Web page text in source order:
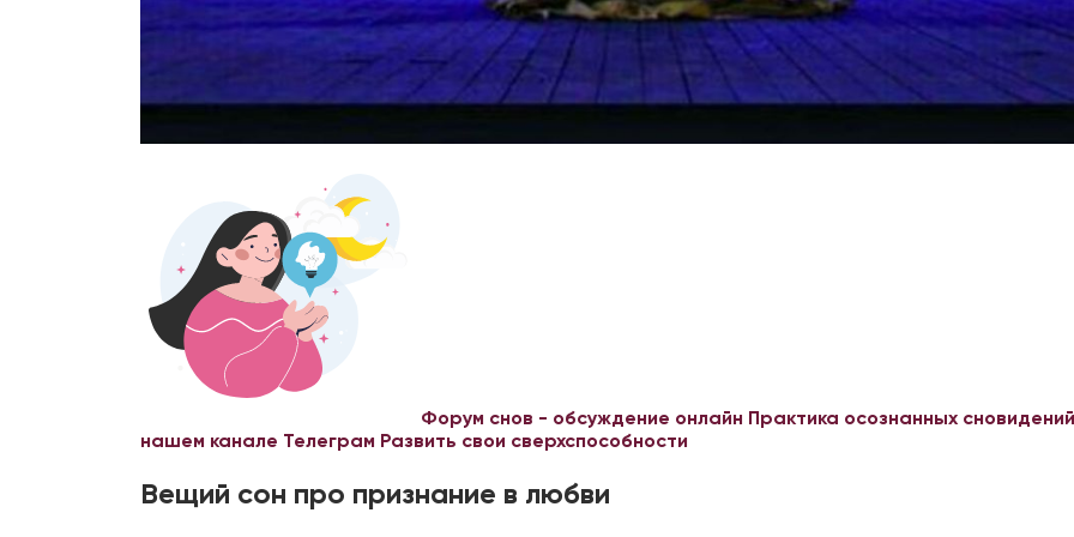
Форум снов - обсуждение онлайн Практика осознанных
нашем канале Телеграм Развить свои сверхспособности
Вещий сон про признание в любви